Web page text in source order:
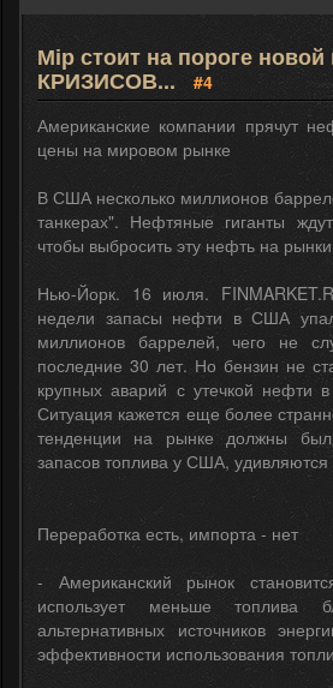
Мір стоит на пороге
КРИЗИСОВ...
#4
Американские компании прячут
цены на мировом рынке
В США несколько миллионов
танкерах". Нефтяные гиганты
чтобы выбросить эту нефть на
Нью-Йорк. 16 июля.
недели запасы нефти в США
миллионов баррелей, чего не
последние 30 лет. Но бензин не
крупных аварий с утечкой нефти
Ситуация кажется еще более
тенденции на рынке должны
запасов топлива у США, удивляются
Переработка есть, импорта - нет
- Американский рынок
использует меньше топлива
альтернативных источников
эффективности использования